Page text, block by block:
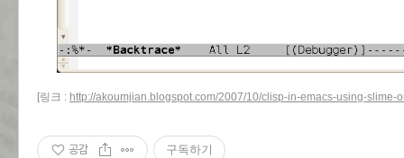
[링크 : http://akoumjian.blogspot.com/2007/10/clisp-in-emacs-using-slime-
공감 구독하기